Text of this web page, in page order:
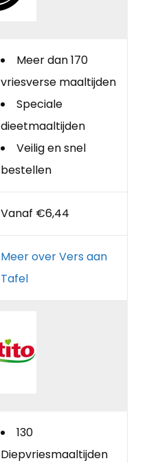
Meer dan 170
vriesverse maaltijden
Speciale
dieetmaaltijden
Veilig en snel
bestellen
Vanaf €6,44
Meer over Vers aan
Tafel
130
Diepvriesmaaltijden